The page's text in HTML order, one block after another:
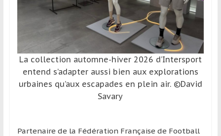
découverte
pays
d’une
région
La collection automne-hiver 2026 d’Intersport
entend s’adapter aussi bien aux explorations
urbaines qu’aux escapades en plein air. ©David
Savary
Partenaire de la Fédération Française de Football